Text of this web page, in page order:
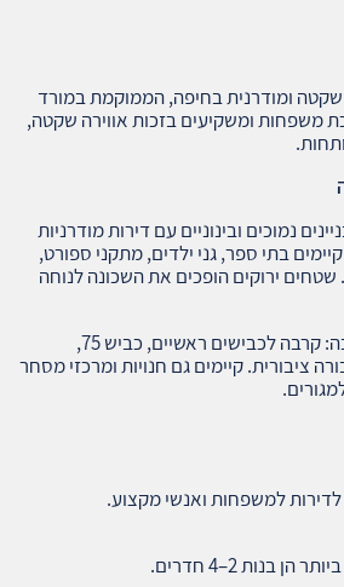
ומודרנית בחיפה, הממוקמת במורד
משפחות ומשקיעים בזכות אווירה שקטה,
נמוכים ובינוניים עם דירות מודרניות
בתי ספר, גני ילדים, מתקני ספורט,
שטחים ירוקים הופכים את השכונה לנוחה
הנגישות התחבורתית טובה: קרבה לכבישים ראשיים, כביש 75,
ציבורית. קיימים גם חנויות ומרכזי מסחר
לדירות למשפחות ואנשי מקצוע.
בנות 2–4 חדרים.